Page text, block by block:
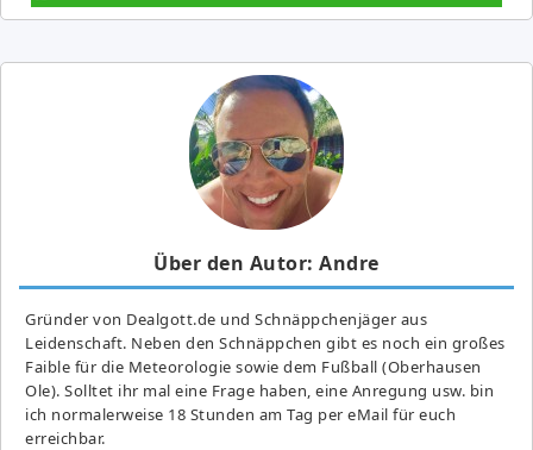
Über den Autor: Andre
Gründer von Dealgott.de und Schnäppchenjäger aus
Leidenschaft. Neben den Schnäppchen gibt es noch ein großes
Fai­ble für die Meteorologie sowie dem Fußball (Oberhausen
Ole). Solltet ihr mal eine Frage haben, eine Anregung usw. bin
ich normalerweise 18 Stunden am Tag per eMail für euch
erreichbar.